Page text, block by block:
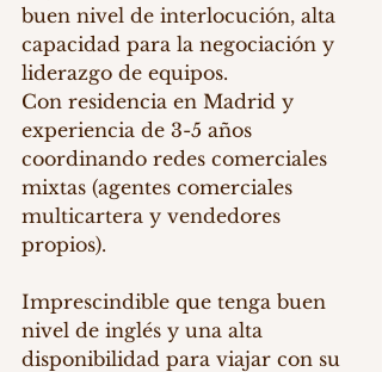
buen nivel de interlocución, alta
capacidad para la negociación y
liderazgo de equipos.
Con residencia en Madrid y
experiencia de 3-5 años
coordinando redes comerciales
mixtas (agentes comerciales
multicartera y vendedores
propios).
Imprescindible que tenga buen
nivel de inglés y una alta
disponibilidad para viajar con su